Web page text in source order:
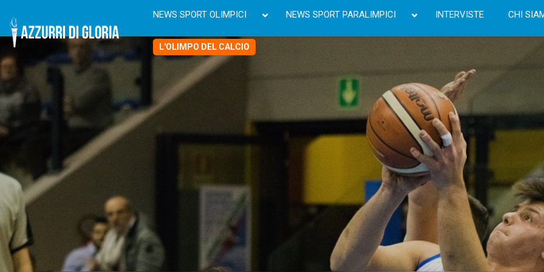
NEWS SPORT OLIMPICI NEWS SPORT PARALIMPICI INTERVISTE CHI
L'OLIMPO DEL CALCIO